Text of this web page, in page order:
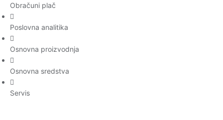
Obračuni plač
Poslovna analitika
Osnovna proizvodnja
Osnovna sredstva
Servis